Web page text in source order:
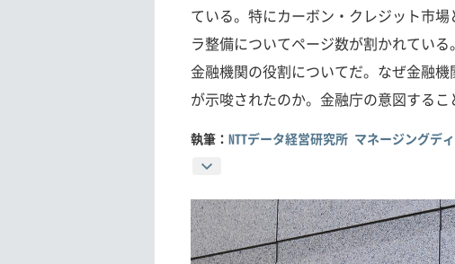
ている。特にカーボン・クレジット市
ラ整備についてページ数が割かれてい
金融機関の役割についてだ。なぜ金融
が示唆されたのか。金融庁の意図する
執筆： NTTデータ経営研究所 マネージング